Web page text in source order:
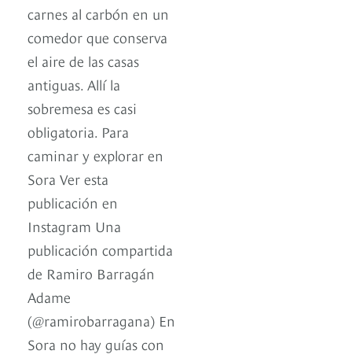
carnes al carbón en un
comedor que conserva
el aire de las casas
antiguas. Allí la
sobremesa es casi
obligatoria. Para
caminar y explorar en
Sora Ver esta
publicación en
Instagram Una
publicación compartida
de Ramiro Barragán
Adame
(@ramirobarragana) En
Sora no hay guías con